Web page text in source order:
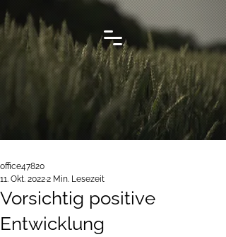
Vorsichtig positive
Entwicklung
office47820
11. Okt. 20222 Min. Lesezeit